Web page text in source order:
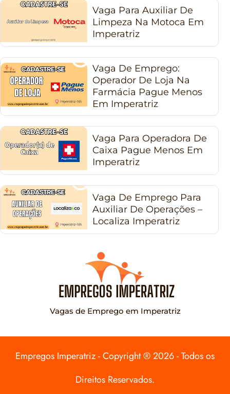
Vaga Para Auxiliar De
Limpeza Na Motoca Em
Imperatriz
Vaga De Emprego:
Operador De Loja Na
Farmácia Pague Menos
Em Imperatriz
Vaga Para Operadora De
Caixa Pague Menos Em
Imperatriz
Vaga De Emprego Para
Auxiliar De Operações –
Localiza Imperatriz
Vagas de Emprego em Imperatriz
Empregos Imperatriz - Copyright ® 2026 - Todos os
Direitos Reservados.